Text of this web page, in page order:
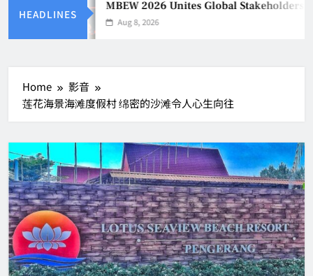
HEADLINES
MBEW 2026 Unites Global Stakeholders to
Aug 8, 2026
Home
影音
莲花海景海滩度假村 绵密的沙滩令人心生向往